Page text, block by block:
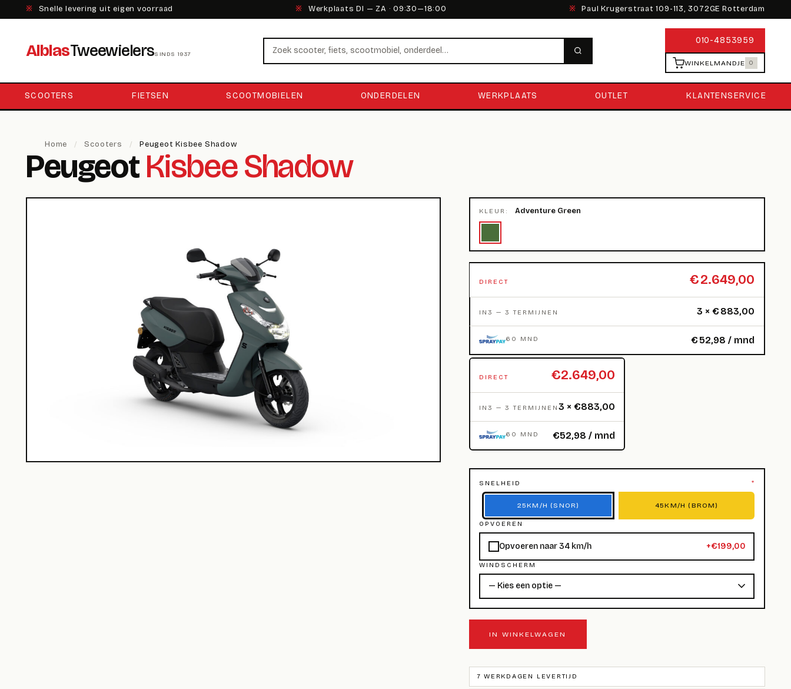
※ Snelle levering uit eigen voorraad ※ Werkplaats DI — ZA · 09:30—18:00 ※ Paul Krugerstraat 109-113, 3072GE Rotterdam
AlblasTweewielersSINDS 1937
Zoeken 010-4853959
WINKELMANDJE 0
SCOOTERS FIETSEN SCOOTMOBIELEN ONDERDELEN WERKPLAATS OUTLET KLANTENSERVICE
Home / Scooters / Peugeot Kisbee Shadow
PeugeotKisbee Shadow
KLEUR: Adventure Green
DIRECT €2.649,00
IN3 — 3 TERMIJNEN 3 ×€ 883,00
60 MND € 52,98 / mnd
DIRECT €2.649,00
IN3 — 3 TERMIJNEN 3 × €883,00
60 MND €52,98 / mnd
SNELHEID *
25KM/H (SNOR) 45KM/H (BROM)
OPVOEREN
Opvoeren naar 34 km/h +€199,00
WINDSCHERM
IN WINKELWAGEN
7 WERKDAGEN LEVERTIJD